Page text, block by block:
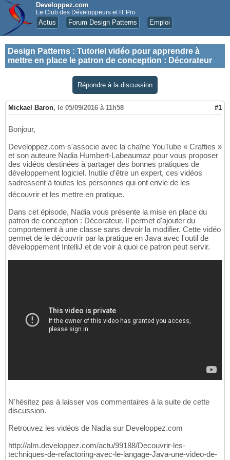
Developpez.com
Le Club des Développeurs et IT Pro
Actus Forum Design Patterns Emploi
Design Patterns : Tutoriel vidéo pour apprendre à
mettre en place le patron de conception : Décorateur
Répondre à la discussion
Mickael Baron, le 05/09/2016 à 11h58 #1
Bonjour,
Developpez.com s'associe avec la chaîne YouTube « Crafties »
et son auteure Nadia Humbert-Labeaumaz pour vous proposer
des vidéos destinées à partager des bonnes pratiques de
développement logiciel. Inutile d'être un expert, ces vidéos
sadressent à toutes les personnes qui ont envie de les
découvrir et les mettre en pratique.
Dans cet épisode, Nadia vous présente la mise en place du
patron de conception : Décorateur. Il permet d'ajouter du
comportement à une classe sans devoir la modifier. Cette vidéo
permet de le découvrir par la pratique en Java avec l'outil de
développement IntelliJ et de voir à quoi ce patron peut servir.
N'hésitez pas à laisser vos commentaires à la suite de cette
discussion.
Retrouvez les vidéos de Nadia sur Developpez.com
http://alm.developpez.com/actu/99188/Decouvrir-les-
techniques-de-refactoring-avec-le-langage-Java-une-video-de-